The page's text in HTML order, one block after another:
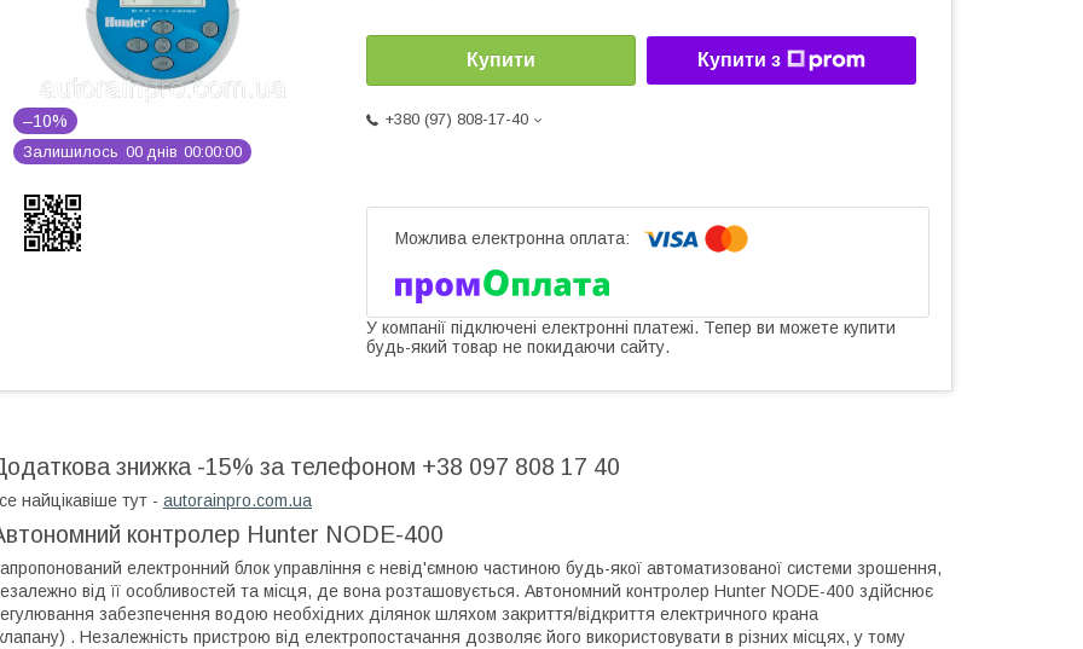
–10%
Залишилось 00 днів 00 00 00
Купити Купити з
+380 (97) 808-17-40
У компанії підключені електронні платежі. Тепер ви можете купити
будь-який товар не покидаючи сайту.
знижка -15% за телефоном +38 097 808 17 40
найцікавіше тут - autorainpro.com.ua
контролер Hunter NODE-400
електронний блок управління є невід'ємною частиною будь-якої автоматизованої системи зрошення,
від її особливостей та місця, де вона розташовується. Автономний контролер Hunter NODE-400 здійснює
забезпечення водою необхідних ділянок шляхом закриття/відкриття електричного крана
. Незалежність пристрою від електропостачання дозволяє його використовувати в різних місцях, у тому